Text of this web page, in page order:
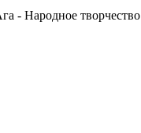
- Народное творчество